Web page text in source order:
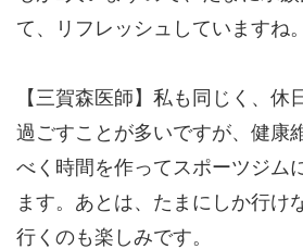
て、リフレッシュしていますね。
【三賀森医師】私も同じく、休
過ごすことが多いですが、健康
べく時間を作ってスポーツジム
ます。あとは、たまにしか行け
行くのも楽しみです。